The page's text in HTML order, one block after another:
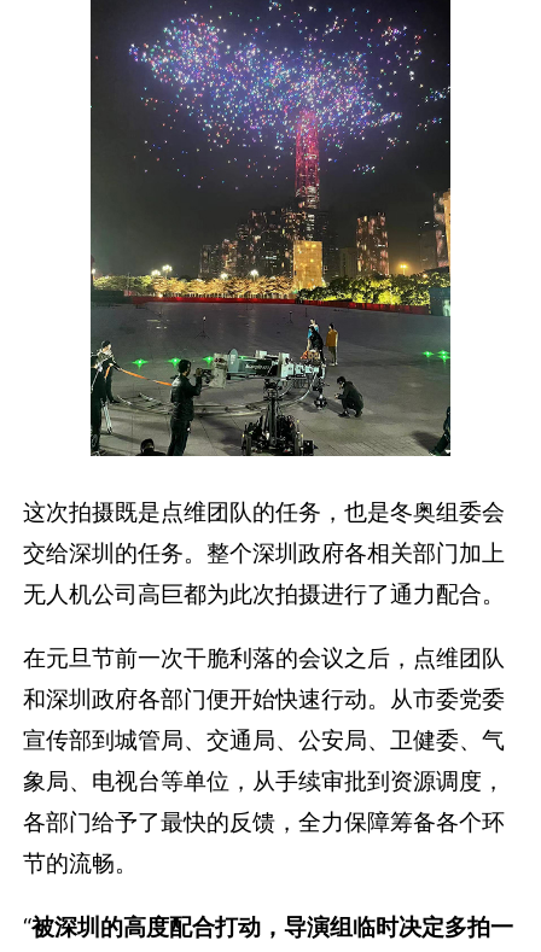
这次拍摄既是点维团队的任务，也是冬奥组委会
交给深圳的任务。整个深圳政府各相关部门加上
无人机公司高巨都为此次拍摄进行了通力配合。
在元旦节前一次干脆利落的会议之后，点维团队
和深圳政府各部门便开始快速行动。从市委党委
宣传部到城管局、交通局、公安局、卫健委、气
象局、电视台等单位，从手续审批到资源调度，
各部门给予了最快的反馈，全力保障筹备各个环
节的流畅。
“被深圳的高度配合打动，导演组临时决定多拍一